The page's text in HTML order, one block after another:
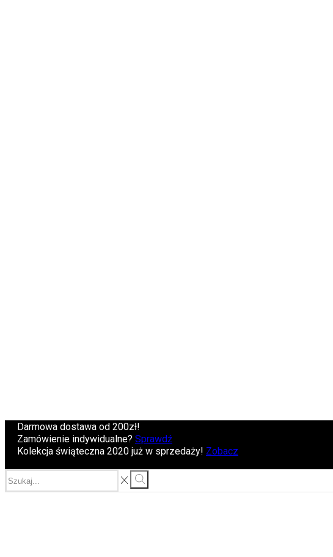
Darmowa dostawa od 200zł!
Zamówienie indywidualne? Sprawdź
Kolekcja świąteczna 2020 już w sprzedaży! Zobacz